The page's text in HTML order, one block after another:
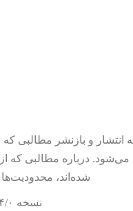
انتشار و بازنشر مطالبی که
درباره مطالبی که از
شده‌اند،
نسخه ۴/۰ –